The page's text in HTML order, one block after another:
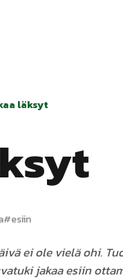
läksyt
#esiin
ei ole vielä ohi.
jakaa esiin